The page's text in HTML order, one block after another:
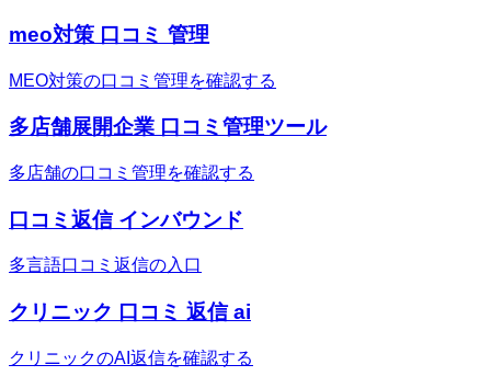
meo対策 口コミ 管理
MEO対策の口コミ管理を確認する
多店舗展開企業 口コミ管理ツール
多店舗の口コミ管理を確認する
口コミ返信 インバウンド
多言語口コミ返信の入口
クリニック 口コミ 返信 ai
クリニックのAI返信を確認する